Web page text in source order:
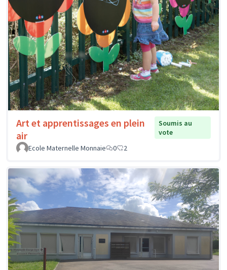
Art et apprentissages en plein
air
Soumis au
vote
Ecole Maternelle Monnaie
0 2